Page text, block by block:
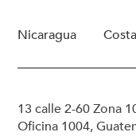
Nicaragua
13 calle 2-60 Zona
Oficina 1004,